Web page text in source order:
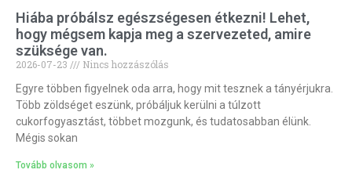
Hiába próbálsz egészségesen étkezni! Lehet,
hogy mégsem kapja meg a szervezeted, amire
szüksége van.
2026-07-23
Nincs hozzászólás
Egyre többen figyelnek oda arra, hogy mit tesznek a tányérjukra.
Több zöldséget eszünk, próbáljuk kerülni a túlzott
cukorfogyasztást, többet mozgunk, és tudatosabban élünk.
Mégis sokan
Tovább olvasom »